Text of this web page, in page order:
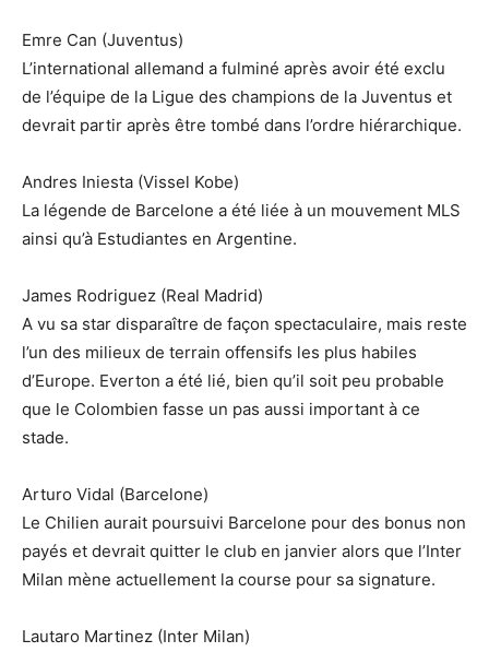
Emre Can (Juventus)
L’international allemand a fulminé après avoir été exclu
de l’équipe de la Ligue des champions de la Juventus et
devrait partir après être tombé dans l’ordre hiérarchique.
Andres Iniesta (Vissel Kobe)
La légende de Barcelone a été liée à un mouvement MLS
ainsi qu’à Estudiantes en Argentine.
James Rodriguez (Real Madrid)
A vu sa star disparaître de façon spectaculaire, mais reste
l’un des milieux de terrain offensifs les plus habiles
d’Europe. Everton a été lié, bien qu’il soit peu probable
que le Colombien fasse un pas aussi important à ce
stade.
Arturo Vidal (Barcelone)
Le Chilien aurait poursuivi Barcelone pour des bonus non
payés et devrait quitter le club en janvier alors que l’Inter
Milan mène actuellement la course pour sa signature.
Lautaro Martinez (Inter Milan)